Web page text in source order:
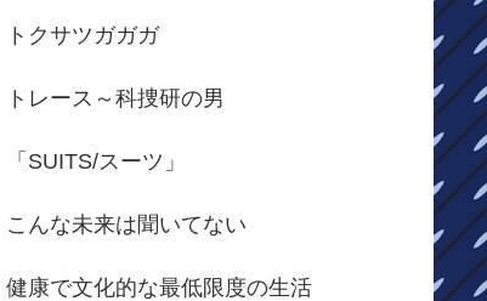
トクサツガガガ
トレース～科捜研の男
「SUITS/スーツ」
こんな未来は聞いてない
健康で文化的な最低限度の生活